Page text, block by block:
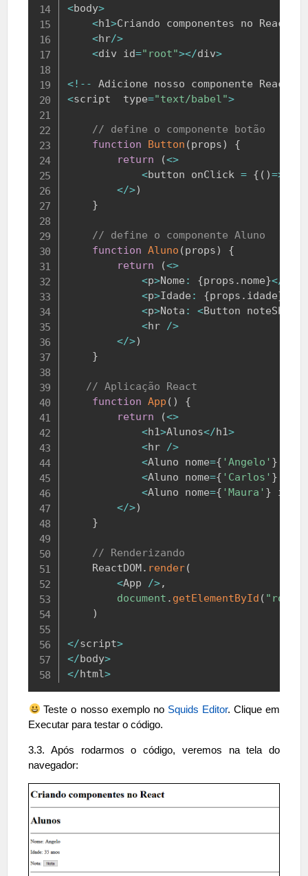
<body>
<h1>Criando componentes no React
<hr/>
<div id="root"></div>
<! -- Adicione nosso componente React
<script  type="text/babel">
// define o componente botão
function
Button (props)
{
return
(<>
<button onClick = { ( )=>
</>)
}
// define o componente Aluno
function Aluno (props)
{
return
(<>
<p>Nome : {props . nome}</
<p>Idade : {props . idade}
<p>Nota : <Button noteShow
<hr />
</>)
}
// Aplicação React
function App ( )
{
return
(<>
<h1>Alunos</h1>
<hr />
<Aluno nome={ 'Angelo' }
<Aluno nome={ 'Carlos' }
<Aluno nome={ 'Maura' } idade
</>)
}
// Renderizando
ReactDOM. render(
<App />,
document . getElementById ( "root"
)
</script>
</body>
</html>
Teste o nosso exemplo no Squids Editor. Clique em
Executar para testar o código.
3.3. Após rodarmos o código, veremos na tela do
navegador: